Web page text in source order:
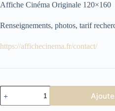
Affiche Cinéma Originale 120×160
Renseignements, photos, tarif
https://affichecinema.fr/contact/
quantité
de
affiche